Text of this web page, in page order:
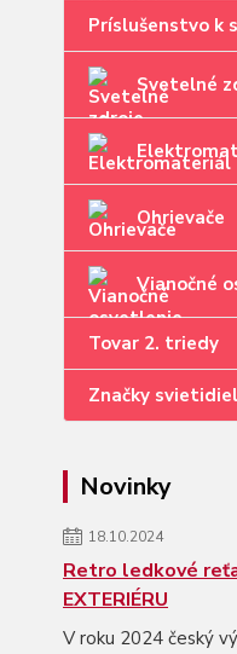
Príslušenstvo k
Svetelné
Ohrievače
Vianočné
Tovar 2. triedy
Značky svietidiel
Novinky
18.10.2024
Retro ledkové
EXTERIÉRU
V roku 2024 český